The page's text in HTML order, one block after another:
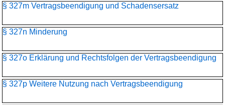
§ 327m Vertragsbeendigung und Schadensersatz
§ 327n Minderung
§ 327o Erklärung und Rechtsfolgen der Vertragsbeendigung
§ 327p Weitere Nutzung nach Vertragsbeendigung